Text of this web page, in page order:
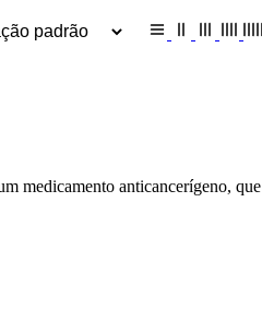
medicamento anticancerígeno, que